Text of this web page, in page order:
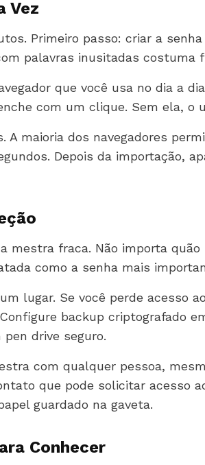
Vez
Primeiro passo: criar a
palavras inusitadas costuma
que você usa no dia a
com um clique. Sem ela, o
A maioria dos navegadores
Depois da importação,
fraca. Não importa quão
como a senha mais
lugar. Se você perde acesso
backup criptografado
drive seguro.
com qualquer pessoa,
que pode solicitar acesso
guardado na gaveta.
Conhecer